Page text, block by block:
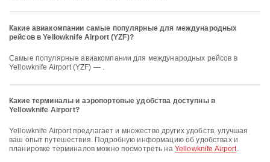
Какие авиакомпании самые популярные для международных
рейсов в Yellowknife Airport (YZF)?
Самые популярные авиакомпании для международных рейсов в
Yellowknife Airport (YZF) — .
Какие терминалы и аэропортовые удобства доступны в
Yellowknife Airport?
Yellowknife Airport предлагает и множество других удобств, улучшая
ваш опыт путешествия. Подробную информацию об удобствах и
планировке терминалов можно посмотреть на Yellowknife Airport.